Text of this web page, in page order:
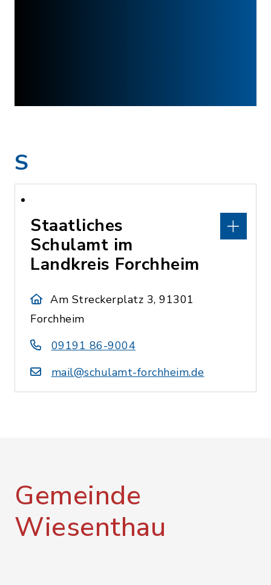
S
Staatliches
Schulamt im
Landkreis Forchheim
Am Streckerplatz 3, 91301
Forchheim
09191 86-9004
mail@schulamt-forchheim.de
Gemeinde
Wiesenthau